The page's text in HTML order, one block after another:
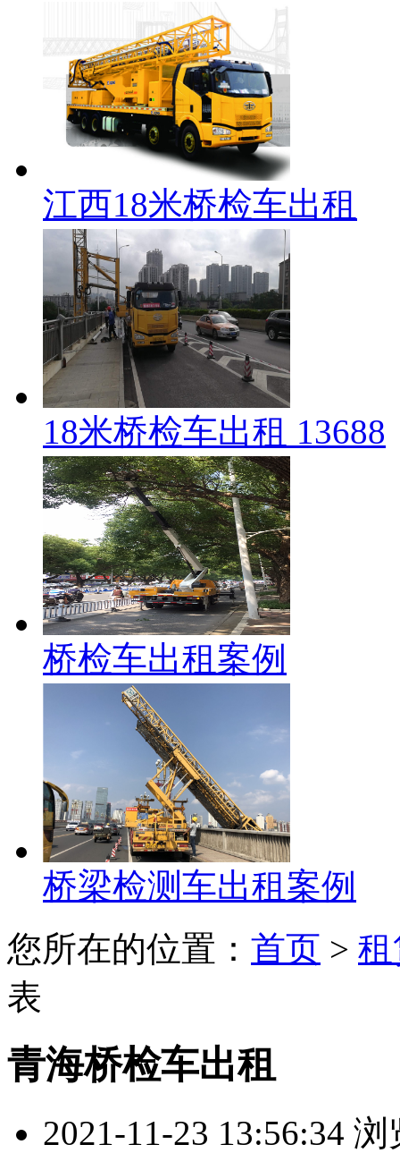
江西18米桥检车出租
18米桥检车出租 13688
桥检车出租案例
桥梁检测车出租案例
您所在的位置： 首页 >
表
青海桥检车出租
2021-11-23 13:56:34